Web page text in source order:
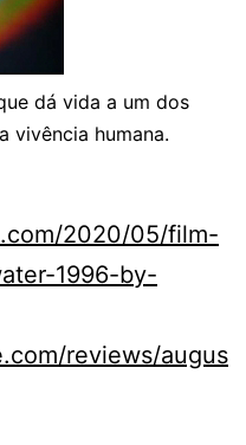
dá vida a um dos
vivência humana.
2020/05/film-
1996-by-
reviews/augus